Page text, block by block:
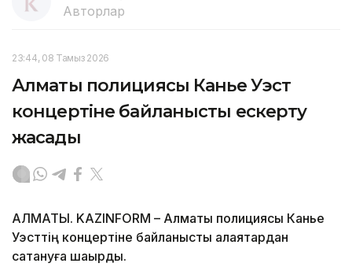
Авторлар
23:44, 08 Тамыз 2026
Алматы полициясы Канье Уэст
концертіне байланысты ескерту
жасады
АЛМАТЫ. KAZINFORM – Алматы полициясы Канье
Уэсттің концертіне байланысты алаяқтардан
сақтануға шақырды.